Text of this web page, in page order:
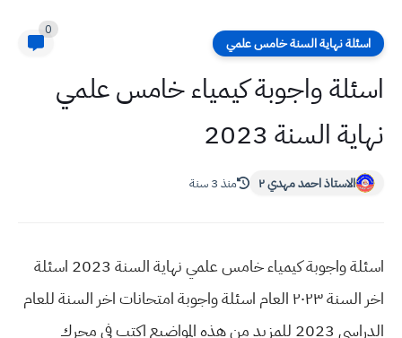
اسئلة نهاية السنة خامس علمي
0
اسئلة واجوبة كيمياء خامس علمي
نهاية السنة 2023
الاستاذ احمد مهدي ٢ منذ 3 سنة
اسئلة واجوبة كيمياء خامس علمي نهاية السنة 2023 اسئلة
اخر السنة ٢٠٢٣ العام اسئلة واجوبة امتحانات اخر السنة للعام
الدراسي 2023 للمزيد من هذه المواضيع اكتب في محرك